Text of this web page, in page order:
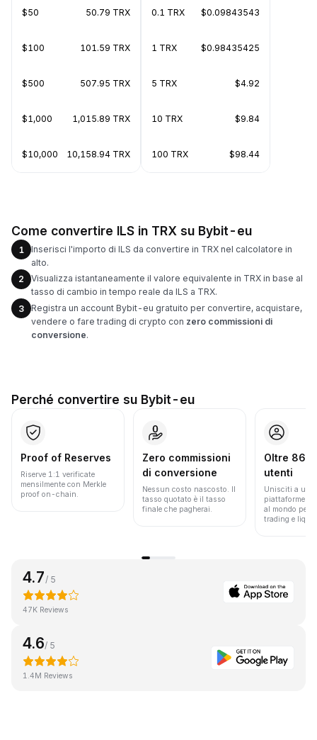
$50 50.79 TRX
$100 101.59 TRX
$500 507.95 TRX
$1,000 1,015.89 TRX
$10,000 10,158.94 TRX
0.1 TRX $0.09843543
1 TRX $0.98435425
5 TRX $4.92
10 TRX $9.84
100 TRX $98.44
Come convertire ILS in TRX su Bybit-eu
1
Inserisci l'importo di ILS da convertire in TRX nel calcolatore in
alto.
2
Visualizza istantaneamente il valore equivalente in TRX in base al
tasso di cambio in tempo reale da ILS a TRX.
3
Registra un account Bybit-eu gratuito per convertire, acquistare,
vendere o fare trading di crypto con zero commissioni di
conversione.
Perché convertire su Bybit-eu
Proof of Reserves
Riserve 1:1 verificate
mensilmente con Merkle
proof on-chain.
Zero commissioni
di conversione
Nessun costo nascosto. Il
tasso quotato è il tasso
finale che pagherai.
Oltre 86
utenti
Unisciti a una
piattaforme
al mondo per
trading e
4.7 / 5
47K Reviews
4.6/ 5
1.4M Reviews